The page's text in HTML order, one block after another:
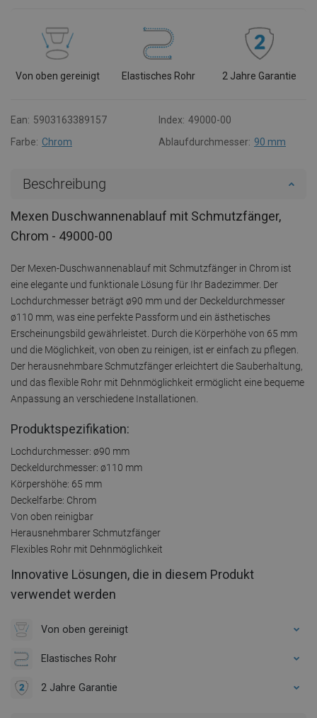
Von oben gereinigt Elastisches Rohr 2 Jahre Garantie
Ean: 5903163389157 Index: 49000-00
Farbe: Chrom Ablaufdurchmesser: 90 mm
Beschreibung
Mexen Duschwannenablauf mit Schmutzfänger,
Chrom - 49000-00
Der Mexen-Duschwannenablauf mit Schmutzfänger in Chrom ist
eine elegante und funktionale Lösung für Ihr Badezimmer. Der
Lochdurchmesser beträgt ø90 mm und der Deckeldurchmesser
ø110 mm, was eine perfekte Passform und ein ästhetisches
Erscheinungsbild gewährleistet. Durch die Körperhöhe von 65 mm
und die Möglichkeit, von oben zu reinigen, ist er einfach zu pflegen.
Der herausnehmbare Schmutzfänger erleichtert die Sauberhaltung,
und das flexible Rohr mit Dehnmöglichkeit ermöglicht eine bequeme
Anpassung an verschiedene Installationen.
Produktspezifikation:
Lochdurchmesser: ø90 mm
Deckeldurchmesser: ø110 mm
Körpershöhe: 65 mm
Deckelfarbe: Chrom
Von oben reinigbar
Herausnehmbarer Schmutzfänger
Flexibles Rohr mit Dehnmöglichkeit
Innovative Lösungen, die in diesem Produkt
verwendet werden
Von oben gereinigt
Elastisches Rohr
2 Jahre Garantie